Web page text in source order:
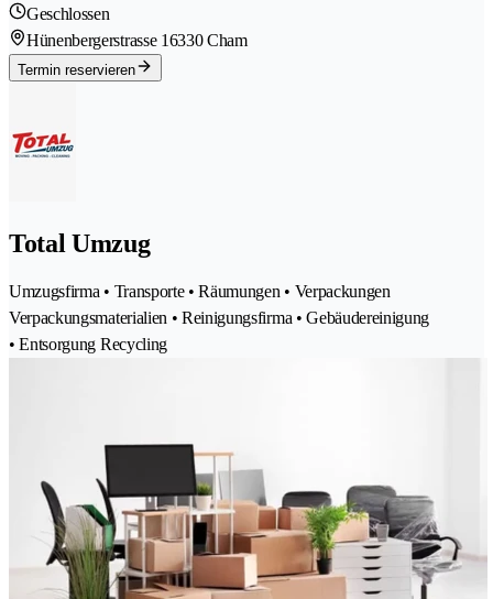
Geschlossen
Hünenbergerstrasse 16330 Cham
Termin reservieren
Total Umzug
Umzugsfirma • Transporte • Räumungen • Verpackungen
Verpackungsmaterialien • Reinigungsfirma • Gebäudereinigung
• Entsorgung Recycling